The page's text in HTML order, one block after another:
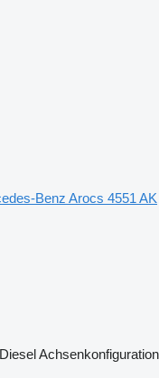
Benz Arocs 4551 AK
DieselAchsenkonfiguration